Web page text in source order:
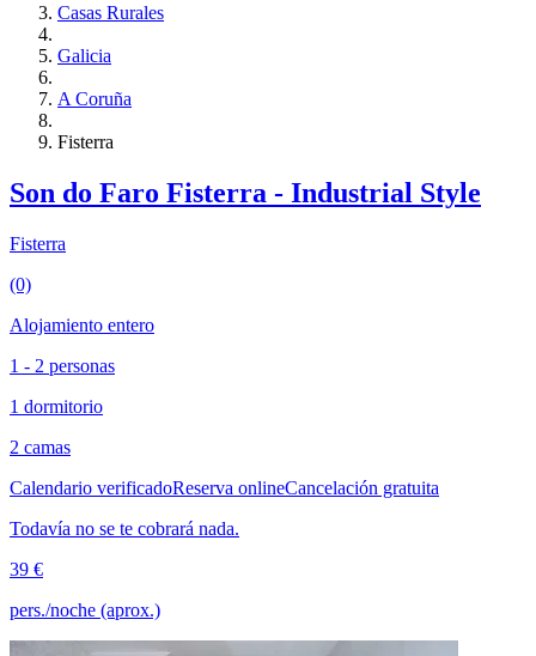
Casas Rurales
Galicia
A Coruña
Fisterra
Son do Faro Fisterra - Industrial Style
Fisterra
(0)
Alojamiento entero
1 - 2 personas
1 dormitorio
2 camas
Calendario verificadoReserva onlineCancelación gratuita
Todavía no se te cobrará nada.
39 €
pers./noche (aprox.)